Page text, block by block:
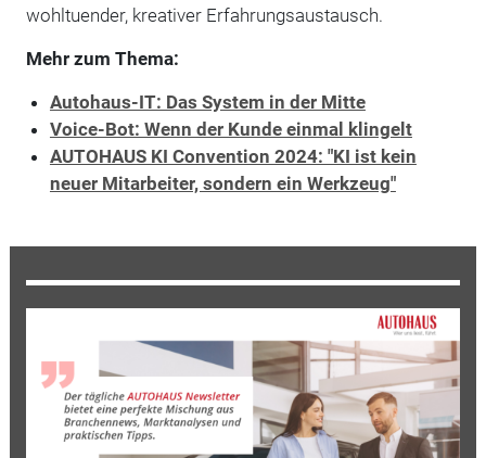
wohltuender, kreativer Erfahrungsaustausch.
Mehr zum Thema:
Autohaus-IT: Das System in der Mitte
Voice-Bot: Wenn der Kunde einmal klingelt
AUTOHAUS KI Convention 2024: "KI ist kein
neuer Mitarbeiter, sondern ein Werkzeug"